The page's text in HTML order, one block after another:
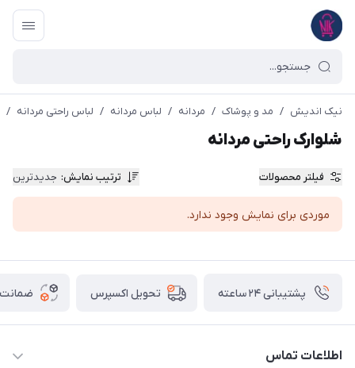
نیک اندیش / مد و پوشاک / مردانه / لباس مردانه / لباس راحتی مردانه /
شلوارک راحتی مردانه
فیلتر محصولات ترتیب نمایش: جدیدترین
موردی برای نمایش وجود ندارد.
پشتیبانی ۲۴ ساعته تحویل اکسپرس ضمانت
اطلاعات تماس